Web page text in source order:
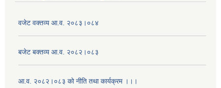
वजेट वक्तव्य आ.व. २०८३।०८४
बजेट बक्तव्य आ.व. २०८२।०८३
आ.व. २०८२।०८३ को नीति तथा कार्यक्रम ।।।